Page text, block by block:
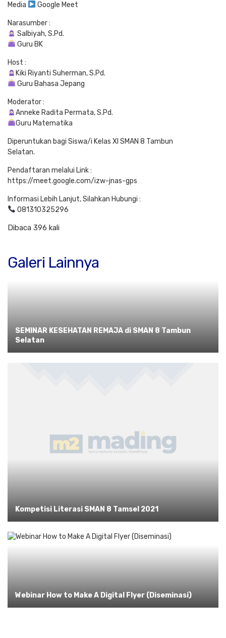
Media
Google Meet
Narasumber :
Salbiyah, S.Pd.
Guru BK
Host :
Kiki Riyanti Suherman, S.Pd.
Guru Bahasa Jepang
Moderator :
Anneke Radita Permata, S.Pd.
Guru Matematika
Diperuntukan bagi Siswa/i Kelas XI SMAN 8 Tambun
Selatan.
Pendaftaran melalui Link :
https://meet.google.com/izw-jnas-gps
Informasi Lebih Lanjut, Silahkan Hubungi :
081310325296
Dibaca 396 kali
Galeri Lainnya
SEMINAR KESEHATAN REMAJA di SMAN 8 Tambun
Selatan
Kompetisi Literasi SMAN 8 Tamsel 2021
Webinar How to Make A Digital Flyer (Diseminasi)